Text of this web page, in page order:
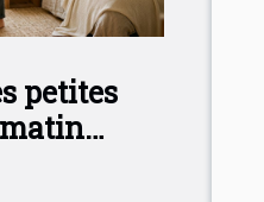
petites
le